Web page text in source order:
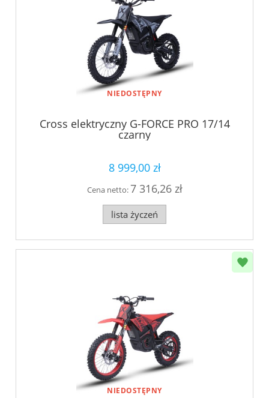
NIEDOSTĘPNY
Cross elektryczny G-FORCE PRO 17/14
czarny
8 999,00 zł
Cena netto:7 316,26 zł
lista życzeń
NIEDOSTĘPNY